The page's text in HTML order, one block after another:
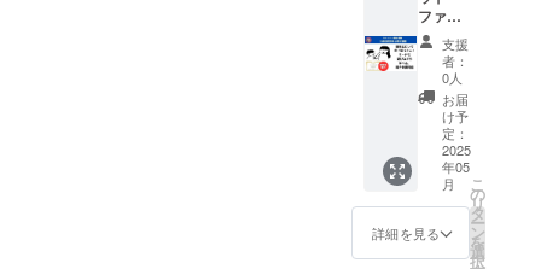
たの生
まれた
日の
カード
を画像
データ
でお届
けしま
す。 ク
オリ
高い画
像デー
カード
セット
あなた
の魂に
語りか
ける、
60種類
のこと
だま
メッ
セージ
が込め
セラ
ピー
カード
セット
誕生！
【セッ
ト内
容】 ＊
60干支
ことだ
まセラ
ピー
ファン
ディン
グ限定
３級検
定講
座】通
常価格
¥7,860(
受験料
¥3,900+
60干支
ことだ
支援
者：
0人
お届
け予
定：
2025
年05
月
詳細を見る
こ
の
リ
タ
ー
ン
を
選
択